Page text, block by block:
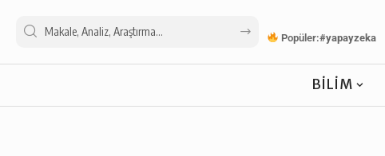
Popüler:#yapayzeka
BILIM